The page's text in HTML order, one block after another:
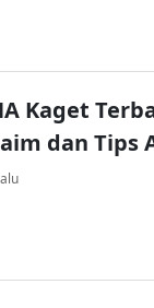
Kaget
dan Tips